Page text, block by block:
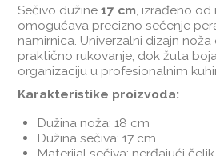
Sečivo dužine 17 cm, izrađeno od
omogućava precizno sečenje
namirnica. Univerzalni dizajn
praktično rukovanje, dok žuta
organizaciju u profesionalnim
Karakteristike proizvoda:
Dužina noža: 18 cm
Dužina sečiva: 17 cm
Materijal sečiva: nerđajući čelik